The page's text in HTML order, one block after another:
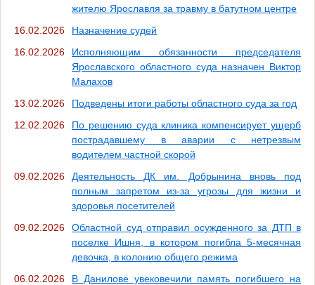
жителю Ярославля за травму в батутном центре
16.02.2026
Назначение судей
16.02.2026
Исполняющим обязанности председателя
Ярославского областного суда назначен Виктор
Малахов
13.02.2026
Подведены итоги работы областного суда за год
12.02.2026
По решению суда клиника компенсирует ущерб
пострадавшему в аварии с нетрезвым
водителем частной скорой
09.02.2026
Деятельность ДК им. Добрынина вновь под
полным запретом из-за угрозы для жизни и
здоровья посетителей
09.02.2026
Областной суд отправил осужденного за ДТП в
поселке Ишня, в котором погибла 5-месячная
девочка, в колонию общего режима
06.02.2026
В Данилове увековечили память погибшего на